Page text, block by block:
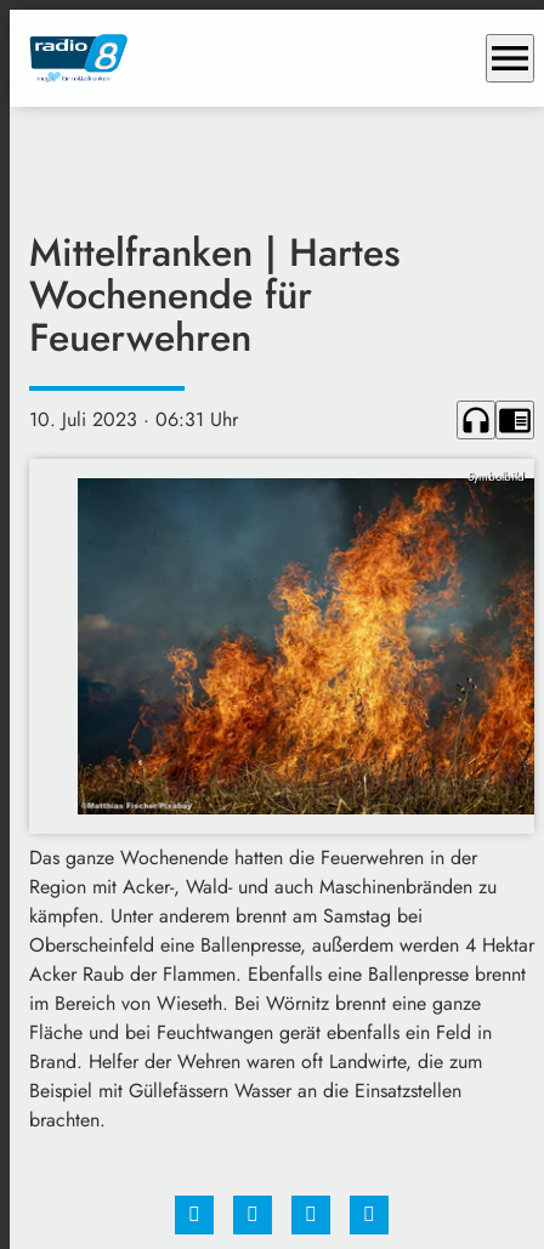
menu
Mittelfranken | Hartes
Wochenende für
Feuerwehren
10. Juli 2023 · 06:31 Uhr headphones chrome_reader_mode
Symbolbild
Das ganze Wochenende hatten die Feuerwehren in der
Region mit Acker-, Wald- und auch Maschinenbränden zu
kämpfen. Unter anderem brennt am Samstag bei
Oberscheinfeld eine Ballenpresse, außerdem werden 4 Hektar
Acker Raub der Flammen. Ebenfalls eine Ballenpresse brennt
im Bereich von Wieseth. Bei Wörnitz brennt eine ganze
Fläche und bei Feuchtwangen gerät ebenfalls ein Feld in
Brand. Helfer der Wehren waren oft Landwirte, die zum
Beispiel mit Güllefässern Wasser an die Einsatzstellen
brachten.